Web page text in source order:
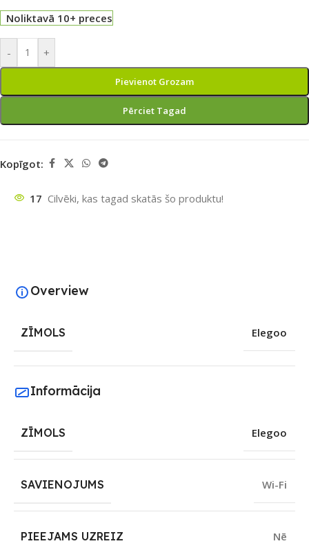
Noliktavā 10+ preces
- +
Pievienot Grozam
Pērciet Tagad
Kopīgot:
17 Cilvēki, kas tagad skatās šo produktu!
Overview
ZĪMOLS Elegoo
Informācija
ZĪMOLS Elegoo
SAVIENOJUMS Wi-Fi
PIEEJAMS UZREIZ Nē